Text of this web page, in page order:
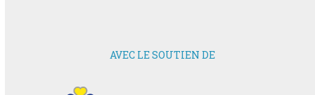
AVEC LE SOUTIEN DE